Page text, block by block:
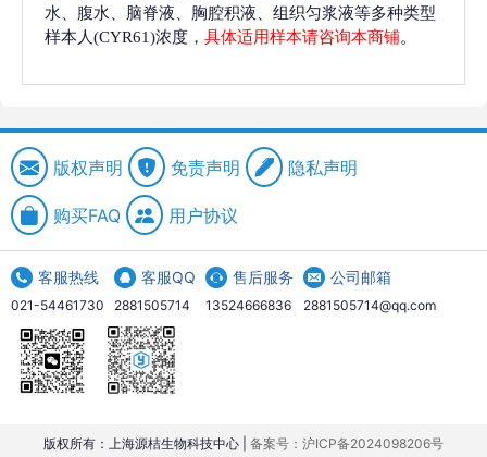
水、腹水、脑脊液、胸腔积液、组织匀浆液等多种类型
样本人(CYR61)浓度， 具体适用样本请咨询本商铺。
版权声明 免责声明 隐私声明
购买FAQ 用户协议
客服热线
021-54461730
客服QQ
2881505714
售后服务
13524666836
公司邮箱
2881505714@qq.com
版权所有：上海源桔生物科技中心 | 备案号：沪ICP备2024098206号